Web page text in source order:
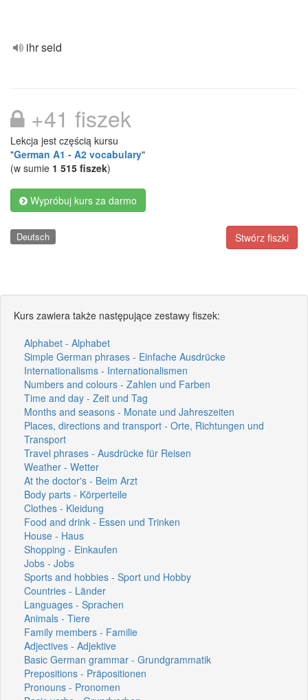
ihr seid
+41 fiszek
Lekcja jest częścią kursu
"German A1 - A2 vocabulary"
(w sumie 1 515 fiszek)
Wypróbuj kurs za darmo
Stwórz fiszki
Deutsch
Kurs zawiera także następujące zestawy fiszek:
Alphabet - Alphabet
Simple German phrases - Einfache Ausdrücke
Internationalisms - Internationalismen
Numbers and colours - Zahlen und Farben
Time and day - Zeit und Tag
Months and seasons - Monate und Jahreszeiten
Places, directions and transport - Orte, Richtungen und
Transport
Travel phrases - Ausdrücke für Reisen
Weather - Wetter
At the doctor's - Beim Arzt
Body parts - Körperteile
Clothes - Kleidung
Food and drink - Essen und Trinken
House - Haus
Shopping - Einkaufen
Jobs - Jobs
Sports and hobbies - Sport und Hobby
Countries - Länder
Languages - Sprachen
Animals - Tiere
Family members - Familie
Adjectives - Adjektive
Basic German grammar - Grundgrammatik
Prepositions - Präpositionen
Pronouns - Pronomen